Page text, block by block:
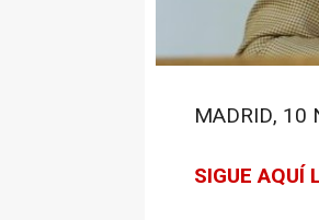
MADRID, 10
SIGUE AQUÍ